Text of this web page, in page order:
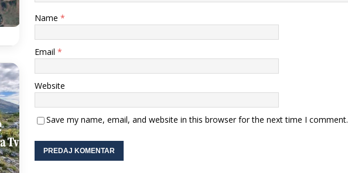
Name *
Email *
Website
Save my name, email, and website in this browser for the next time I comment.